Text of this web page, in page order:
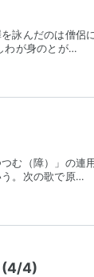
詠んだのは僧侶
わが身のとが…
む（障）」の連
う。次の歌で原…
(4/4)